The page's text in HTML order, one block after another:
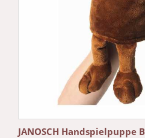
JANOSCH Handspielpuppe